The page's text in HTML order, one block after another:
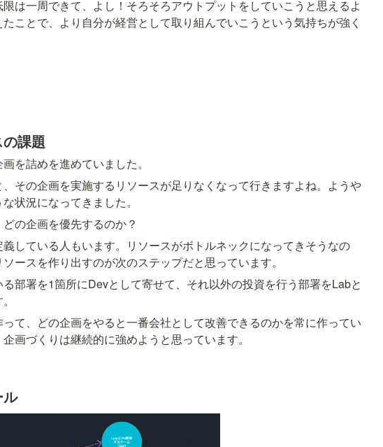
は一周できて、よし！そろそろアウトプットをしていこうと思えるよ
ことで、より自分が経営として取り組んでいこうという気持ちが強く
課題
を詰めを進めていました。
その企画を実施するリソースが足りなくなって行きますよね。ようや
状況になってきました。
の企画を優先するのか？
している人もいます。リソースがボトルネックになってきそうなの
ースを作り出すのが次のステップだと思っています。
部署を1箇所にDevとして寄せて、それ以外の投資を行う部署をLabと
て、どの企画をやると一番会社として改善できるのかを常に作ってい
画づくりは継続的に強めようと思っています。